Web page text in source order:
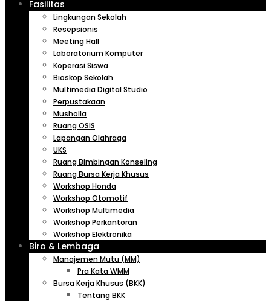
Fasilitas
Lingkungan Sekolah
Resepsionis
Meeting Hall
Laboratorium Komputer
Koperasi Siswa
Bioskop Sekolah
Multimedia Digital Studio
Perpustakaan
Musholla
Ruang OSIS
Lapangan Olahraga
UKS
Ruang Bimbingan Konseling
Ruang Bursa Kerja Khusus
Workshop Honda
Workshop Otomotif
Workshop Multimedia
Workshop Perkantoran
Workshop Elektronika
Biro & Lembaga
Manajemen Mutu (MM)
Pra Kata WMM
Bursa Kerja Khusus (BKK)
Tentang BKK